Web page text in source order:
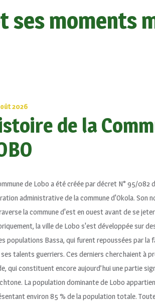
ses moments
2026
de la
de Lobo a été créée par décret N° 95/082
administrative de la commune d'Okola. Son
la commune d'est en ouest avant de se jeter
la ville de Lobo s'est développée sur
populations Bassa, qui furent repoussées par la
talents guerriers. Ces derniers cherchaient à
qui constituent encore aujourd’hui une partie
La population dominante de Lobo
environ 85 % de la population totale.